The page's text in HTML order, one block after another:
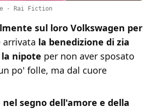
- Rai Fiction
sul loro Volkswagen per
arrivata la benedizione di zia
nipote per non aver sposato
po' folle, ma dal cuore
segno dell'amore e della